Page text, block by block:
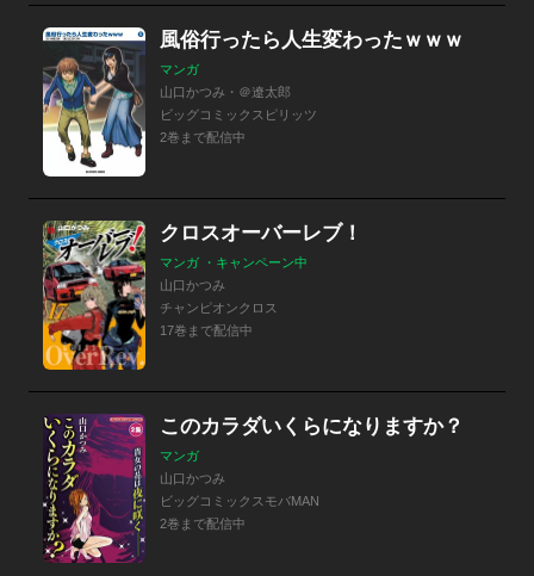
風俗行ったら人生変わったｗｗｗ
マンガ
山口かつみ・＠遼太郎
ビッグコミックスピリッツ
2巻まで配信中
クロスオーバーレブ！
マンガ ・キャンペーン中
山口かつみ
チャンピオンクロス
17巻まで配信中
このカラダいくらになりますか？
マンガ
山口かつみ
ビッグコミックスモバMAN
2巻まで配信中